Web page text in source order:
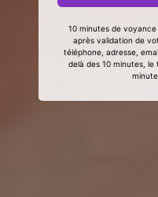
10 minutes de
après validation de
téléphone, adresse,
delà des 10 minutes,